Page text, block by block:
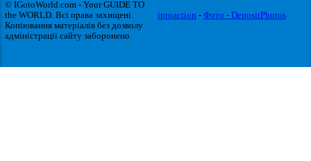
© IGotoWorld.com - Your GUIDE TO
the WORLD. Всі права захищені.
Копіювання матеріалів без дозволу
адміністрації сайту заборонено.
iproaction - Фото - DepositPhotos